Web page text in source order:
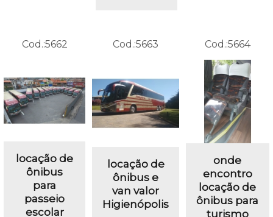
Cod.:5662
locação de
ônibus
para
passeio
escolar
Cod.:5663
locação de
ônibus e
van valor
Higienópolis
Cod.:5664
onde
encontro
locação de
ônibus para
turismo